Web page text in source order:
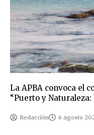
La APBA convoca el
“Puerto y
Redacción 6 agosto